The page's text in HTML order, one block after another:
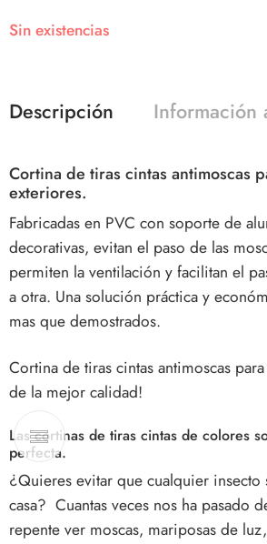
Sin existencias
Descripción Información
Cortina de tiras cintas antimoscas
exteriores.
Fabricadas en PVC con soporte de
decorativas, evitan el paso de las
permiten la ventilación y facilitan el
a otra. Una solución práctica y
mas que demostrados.
Cortina de tiras cintas antimoscas
de la mejor calidad!
Lascortinas de tiras cintas de colores
perfecta.
¿Quieres evitar que cualquier insecto
casa? Cuantas veces nos ha pasado
repente ver moscas, mariposas de